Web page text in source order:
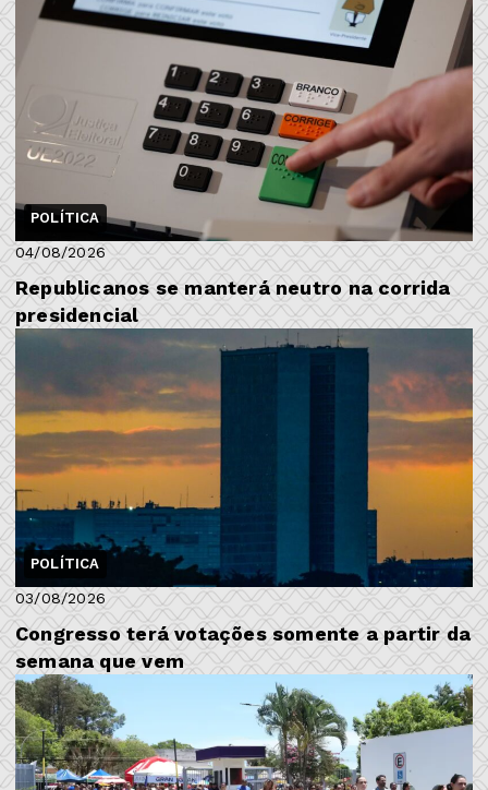
POLÍTICA
04/08/2026
Republicanos se manterá neutro na corrida
presidencial
POLÍTICA
03/08/2026
Congresso terá votações somente a partir da
semana que vem